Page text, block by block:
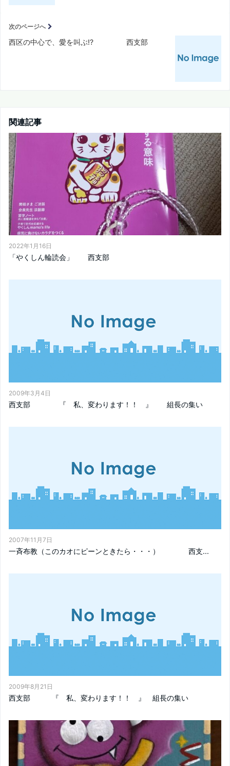
次のページへ
西区の中心で、愛を叫ぶ!? 西支部
関連記事
2022年1月16日
「やくしん輪読会」 西支部
2009年3月4日
西支部 『 私、変わります！！ 』 組長の集い
2007年11月7日
一斉布教（このカオにピーンときたら・・・） 西支...
2009年8月21日
西支部 『 私、変わります！！ 』 組長の集い